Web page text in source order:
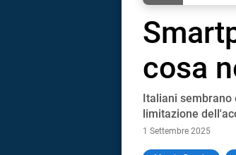
cosa
Italiani sembrano
limitazione
1 Settembre 2025